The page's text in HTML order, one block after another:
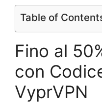
Table of
Fino al
con
VyprVPN